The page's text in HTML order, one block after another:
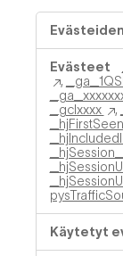
,
_gclxxxx
,
_hjFirstSeen